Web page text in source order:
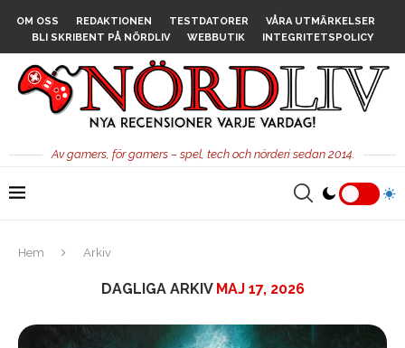
OM OSS REDAKTIONEN TESTDATORER
VÅRA UTMÄRKELSER
BLI SKRIBENT PÅ NÖRDLIV
WEBBUTIK INTEGRITETSPOLICY
Av gamers, för gamers – spel, tech och nörderi sedan 2014.
Hem Arkiv
DAGLIGA ARKIV MAJ 17, 2026